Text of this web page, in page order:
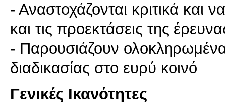
- Αναστοχάζονται κριτικά και
και τις προεκτάσεις της
- Παρουσιάζουν
Γενικές Ικανότητες